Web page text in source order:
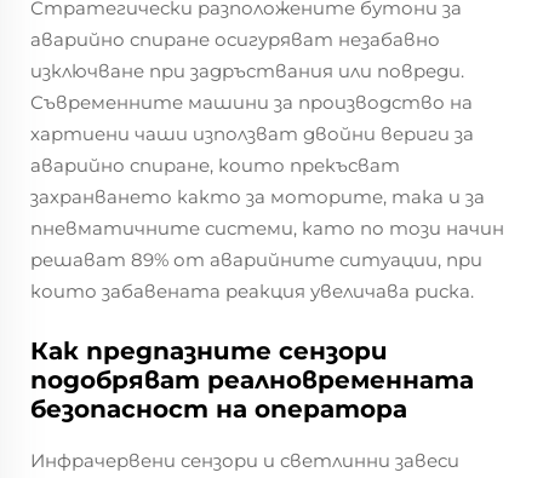
Стратегически разположените бутони за
аварийно спиране осигуряват незабавно
изключване при задръствания или повреди.
Съвременните машини за производство на
хартиени чаши използват двойни вериги за
аварийно спиране, които прекъсват
захранването както за моторите, така и за
пневматичните системи, като по този начин
решават 89% от аварийните ситуации, при
които забавената реакция увеличава риска.
Как предпазните сензори
подобряват реалновременната
безопасност на оператора
Инфрачервени сензори и светлинни завеси